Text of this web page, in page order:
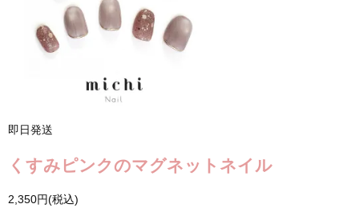
即日発送
くすみピンクのマグネットネイル
2,350円(税込)